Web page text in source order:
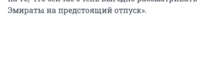
Эмираты на предстоящий отпуск».